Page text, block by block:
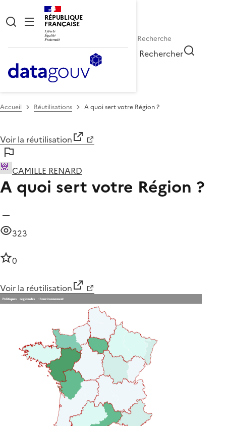
RÉPUBLIQUE
FRANÇAISE
Rechercher
Accueil Réutilisations A quoi sert votre Région ?
Voir la réutilisation
CAMILLE RENARD
A quoi sert votre Région ?
323
0
Voir la réutilisation